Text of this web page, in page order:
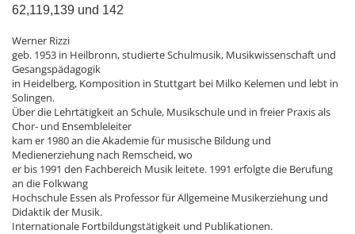
62,119,139 und 142
Werner Rizzi
geb. 1953 in Heilbronn, studierte Schulmusik, Musikwissenschaft und
Gesangspädagogik
in Heidelberg, Komposition in Stuttgart bei Milko Kelemen und lebt in
Solingen.
Über die Lehrtätigkeit an Schule, Musikschule und in freier Praxis als
Chor- und Ensembleleiter
kam er 1980 an die Akademie für musische Bildung und
Medienerziehung nach Remscheid, wo
er bis 1991 den Fachbereich Musik leitete. 1991 erfolgte die Berufung
an die Folkwang
Hochschule Essen als Professor für Allgemeine Musikerziehung und
Didaktik der Musik.
Internationale Fortbildungstätigkeit und Publikationen.